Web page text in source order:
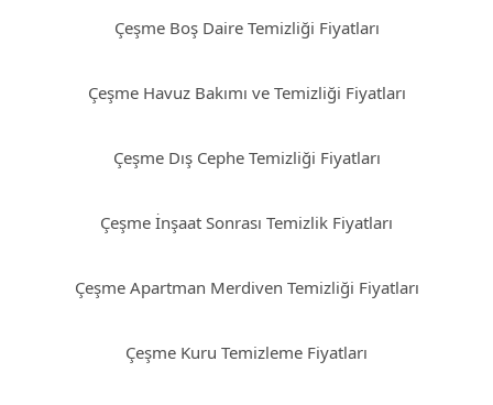
Çeşme Boş Daire Temizliği Fiyatları
Çeşme Havuz Bakımı ve Temizliği Fiyatları
Çeşme Dış Cephe Temizliği Fiyatları
Çeşme İnşaat Sonrası Temizlik Fiyatları
Çeşme Apartman Merdiven Temizliği Fiyatları
Çeşme Kuru Temizleme Fiyatları